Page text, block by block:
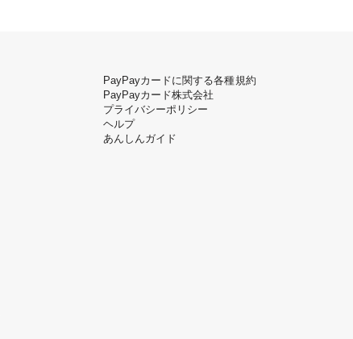
PayPayカードに関する各種規約
PayPayカード株式会社
プライバシーポリシー
ヘルプ
あんしんガイド